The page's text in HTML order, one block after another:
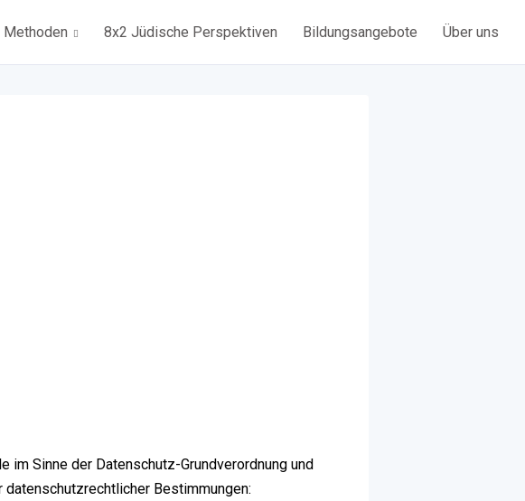
Methoden 8x2 Jüdische Perspektiven Bildungsangebote Über uns
im Sinne der Datenschutz-Grundverordnung und
Bestimmungen: